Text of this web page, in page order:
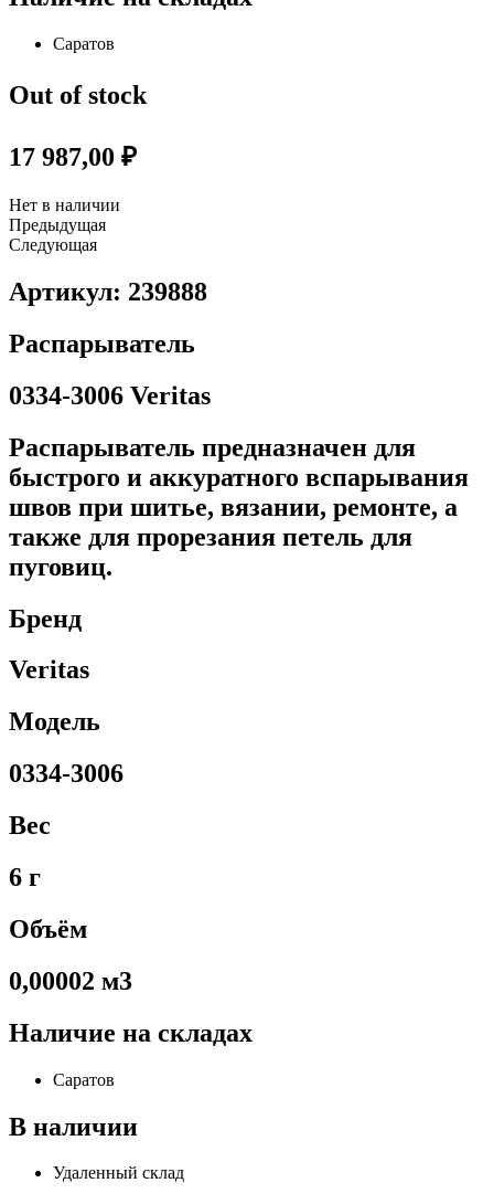
Саратов
Out of stock
17 987,00 ₽
Нет в наличии
Предыдущая
Следующая
Артикул: 239888
Распарыватель
0334-3006 Veritas
Распарыватель предназначен для
быстрого и аккуратного вспарывания
швов при шитье, вязании, ремонте, а
также для прорезания петель для
пуговиц.
Бренд
Veritas
Модель
0334-3006
Вес
6 г
Объём
0,00002 м3
Наличие на складах
Саратов
В наличии
Удаленный склад